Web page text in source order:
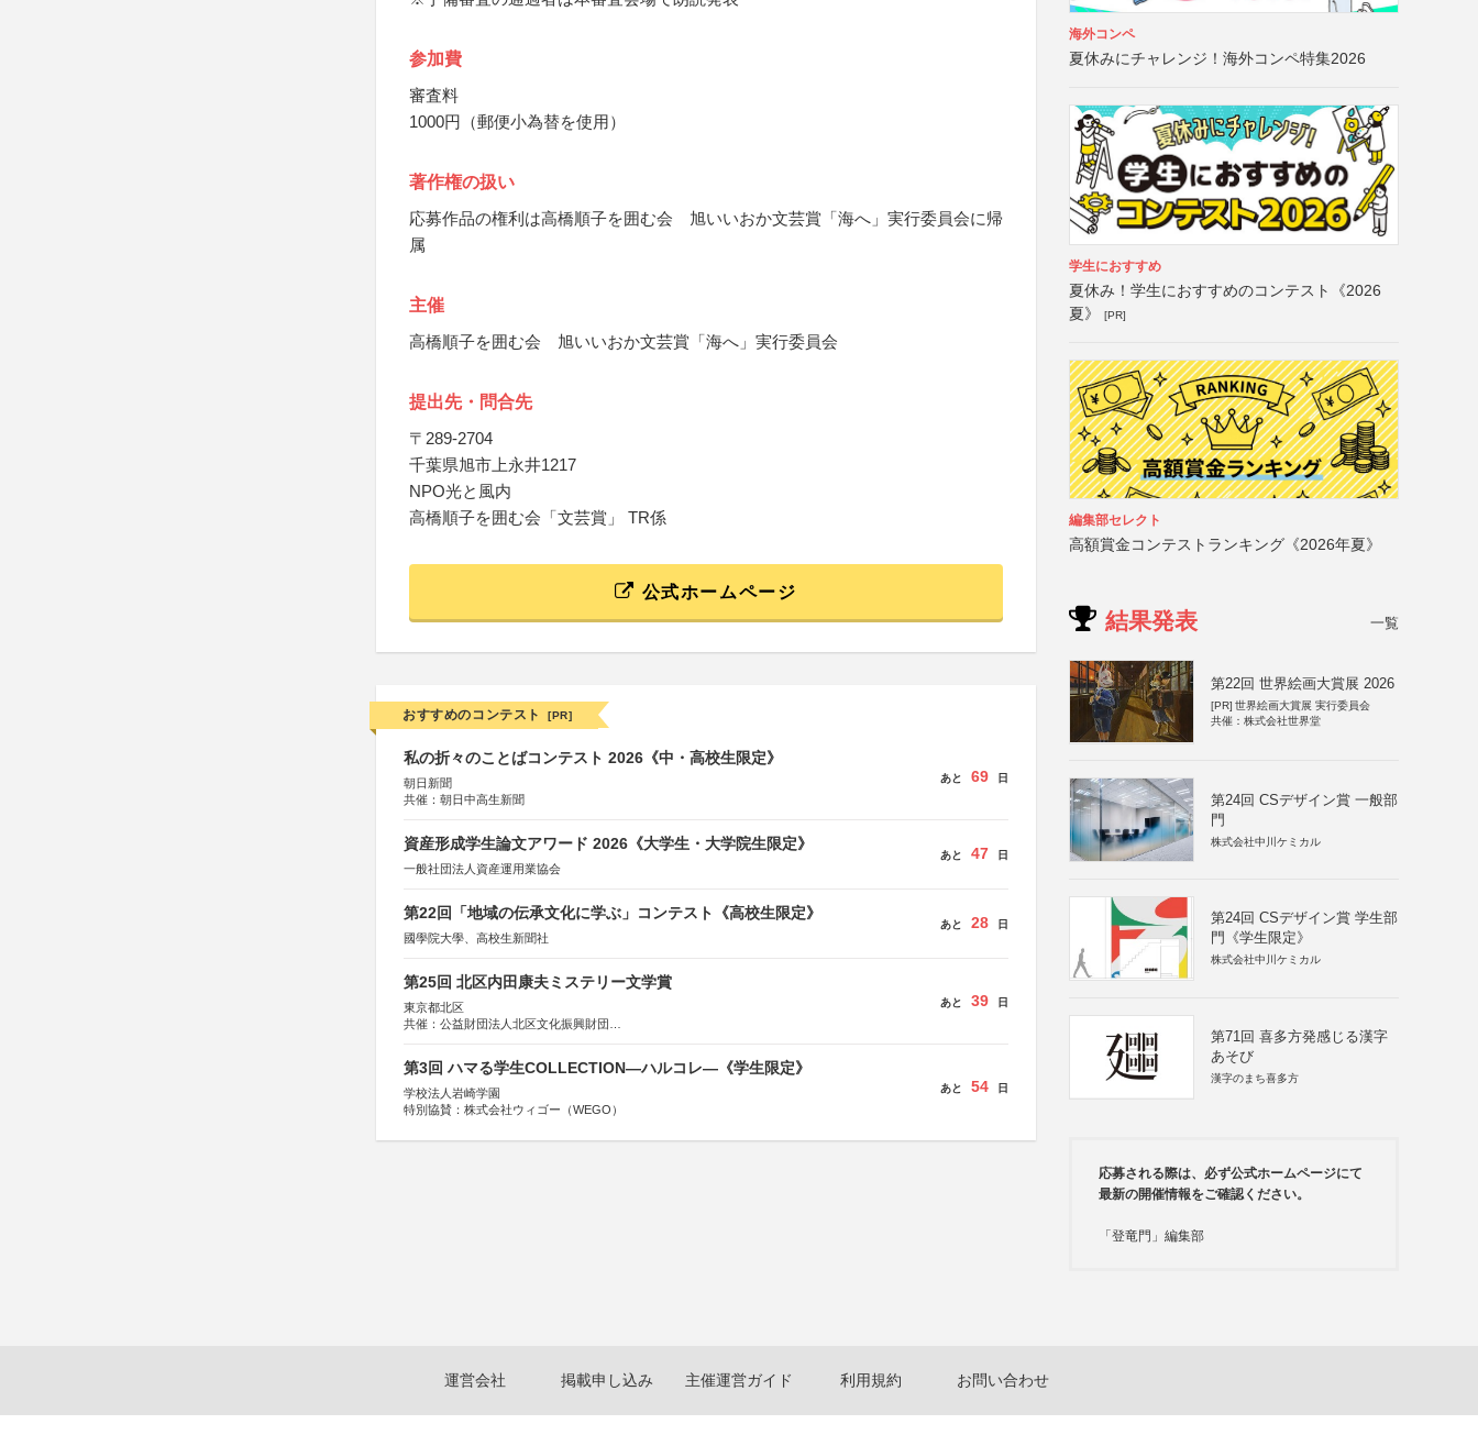
参加費
審査料
1000円（郵便小為替を使用）
著作権の扱い
応募作品の権利は高橋順子を囲む会 旭いいおか文芸賞「海へ」実行委員会に帰
属
主催
高橋順子を囲む会 旭いいおか文芸賞「海へ」実行委員会
提出先・問合先
〒289-2704
千葉県旭市上永井1217
NPO光と風内
高橋順子を囲む会「文芸賞」 TR係
公式ホームページ
おすすめのコンテスト [PR]
私の折々のことばコンテスト 2026《中・高校生限定》
朝日新聞
共催：朝日中高生新聞
あと 69 日
資産形成学生論文アワード 2026《大学生・大学院生限定》
一般社団法人資産運用業協会
あと 47 日
第22回「地域の伝承文化に学ぶ」コンテスト《高校生限定》
國學院大學、高校生新聞社
あと 28 日
第25回 北区内田康夫ミステリー文学賞
東京都北区
共催：公益財団法人北区文化振興財団
協賛：株式会社実業之日本社
あと 39 日
第3回 ハマる学生COLLECTION―ハルコレ―《学生限定》
学校法人岩崎学園
特別協賛：株式会社ウィゴー（WEGO）
あと 54 日
海外コンペ
夏休みにチャレンジ！海外コンペ特集2026
学生におすすめ
夏休み！学生におすすめのコンテスト《2026
夏》
[PR]
編集部セレクト
高額賞金コンテストランキング《2026年夏》
結果発表 一覧
第22回 世界絵画大賞展 2026
[PR] 世界絵画大賞展 実行委員会
共催：株式会社世界堂
第24回 CSデザイン賞 一般部
門
株式会社中川ケミカル
第24回 CSデザイン賞 学生部
門《学生限定》
株式会社中川ケミカル
第71回 喜多方発感じる漢字
あそび
漢字のまち喜多方
応募される際は、必ず公式ホームページにて
最新の開催情報をご確認ください。
「登竜門」編集部
運営会社 掲載申し込み 主催運営ガイド 利用規約 お問い合わせ